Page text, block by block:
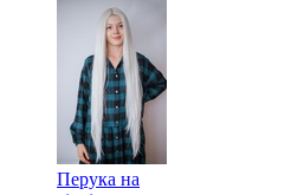
Перука на